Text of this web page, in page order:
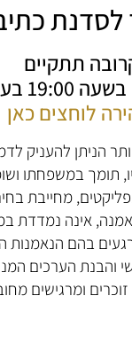
לסדנת
תתקיים
בשעה 19:00 בערב:
לוחצים כאן
הניתן להעניק
תומך במשפחתו
מחייבת
אינה
בהם
והבנת הערכים
ומרגישים